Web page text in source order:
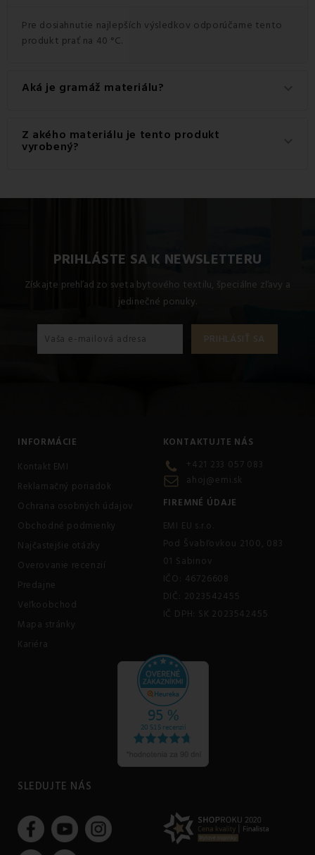
Pre dosiahnutie najlepších výsledkov odporúčame tento
produkt prať na 40 °C.
Aká je gramáž materiálu?
Gramáž materiálu použitého pre tento produkt je 120
g/m2.
Z akého materiálu je tento produkt
vyrobený?
PRIHLÁSTE SA K NEWSLETTERU
Získajte prehľad zo sveta bytového textilu, špeciálne zľavy a
jedinečné ponuky.
INFORMÁCIE
Kontakt EMI
Reklamačný poriadok
Ochrana osobných údajov
Obchodné podmienky
Najčastejšie otázky
Overovanie recenzií
Predajne
Veľkoobchod
Mapa stránky
Kariéra
KONTAKTUJTE NÁS
+421 233 057 083
ahoj@emi.sk
FIREMNÉ ÚDAJE
EMI EU s.r.o.
Pod Švabľovkou 2100, 083
01 Sabinov
IČO: 46726608
DIČ: 2023542455
IČ DPH: SK 2023542455
SLEDUJTE NÁS